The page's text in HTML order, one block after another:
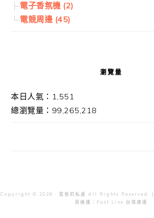
電子香氛機 (2)
電競周邊 (45)
瀏覽量
本日人氣：1,551
總瀏覽量：99,265,218
Copyright © 2026 · 雲爸的私處 All Rights Reserved. |
頁維護：
Fast Line 台灣速連